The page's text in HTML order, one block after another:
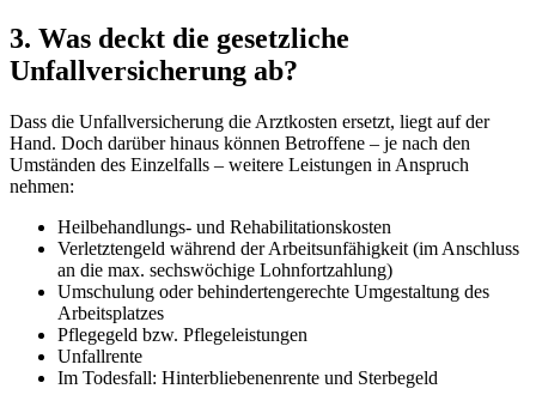
3. Was deckt die gesetzliche
Unfallversicherung ab?
Dass die Unfallversicherung die Arztkosten ersetzt, liegt auf der
Hand. Doch darüber hinaus können Betroffene – je nach den
Umständen des Einzelfalls – weitere Leistungen in Anspruch
nehmen:
Heilbehandlungs- und Rehabilitationskosten
Verletztengeld während der Arbeitsunfähigkeit (im Anschluss
an die max. sechswöchige Lohnfortzahlung)
Umschulung oder behindertengerechte Umgestaltung des
Arbeitsplatzes
Pflegegeld bzw. Pflegeleistungen
Unfallrente
Im Todesfall: Hinterbliebenenrente und Sterbegeld